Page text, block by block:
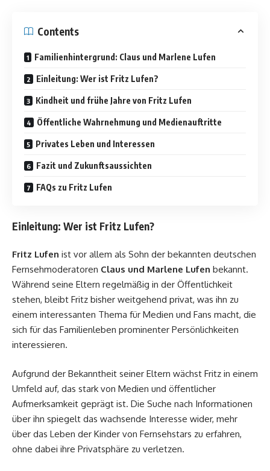
Contents
Familienhintergrund: Claus und Marlene Lufen
Einleitung: Wer ist Fritz Lufen?
Kindheit und frühe Jahre von Fritz Lufen
Öffentliche Wahrnehmung und Medienauftritte
Privates Leben und Interessen
Fazit und Zukunftsaussichten
FAQs zu Fritz Lufen
Einleitung: Wer ist Fritz Lufen?
Fritz Lufen ist vor allem als Sohn der bekannten deutschen
Fernsehmoderatoren Claus und Marlene Lufen bekannt.
Während seine Eltern regelmäßig in der Öffentlichkeit
stehen, bleibt Fritz bisher weitgehend privat, was ihn zu
einem interessanten Thema für Medien und Fans macht, die
sich für das Familienleben prominenter Persönlichkeiten
interessieren.
Aufgrund der Bekanntheit seiner Eltern wächst Fritz in einem
Umfeld auf, das stark von Medien und öffentlicher
Aufmerksamkeit geprägt ist. Die Suche nach Informationen
über ihn spiegelt das wachsende Interesse wider, mehr
über das Leben der Kinder von Fernsehstars zu erfahren,
ohne dabei ihre Privatsphäre zu verletzen.